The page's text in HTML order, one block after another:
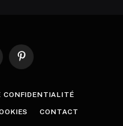
Pinterest
CONFIDENTIALITÉ
CONTACT